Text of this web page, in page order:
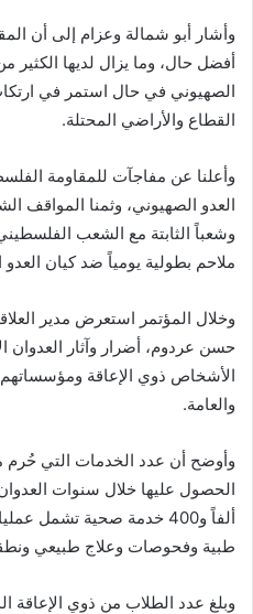
وأشار أبو شمالة وعزام إلى أن
أفضل حال، وما يزال لديها الكثير
الصهيوني في حال استمر في
القطاع والأراضي المحتلة.
وأعلنا عن مفاجآت للمقاومة
العدو الصهيوني، وثمنا المواقف
وشعباً الثابتة مع الشعب
ملاحم بطولية يومياً ضد كيان
وخلال المؤتمر استعرض مدير
حسن عردوم، أضرار وآثار العدوان
الأشخاص ذوي الإعاقة ومؤسساتهم
والعامة.
وأوضح أن عدد الخدمات التي حُرم
ألفاً و400 خدمة صحية تشمل
طبية وفحوصات وعلاج طبيعي
وبلغ عدد الطلاب من ذوي الإعاقة